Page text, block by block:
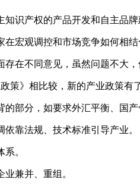
识产权的产品开发和自主品牌
宏观调控和市场竞争如何相结
在不同意见，虽然问题不大，
策》相比较，新的产业政策有
部分，如要求外汇平衡、国产
靠法规、技术标准引导产业。
。
兼并、重组。